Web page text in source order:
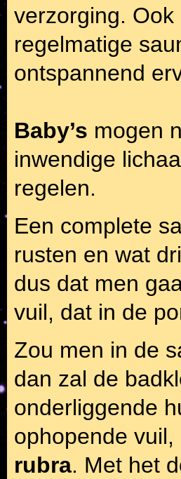
verzorging. Ook
regelmatige
ontspannend
Baby’s mogen
inwendige
regelen.
Een complete
rusten en wat
dus dat men
vuil, dat in de
Zou men in de
dan zal de
onderliggende
ophopende
rubra. Met het